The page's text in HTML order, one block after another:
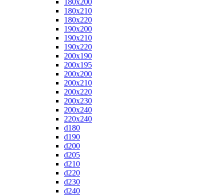
180x200
180x210
180x220
190x200
190x210
190x220
200x190
200x195
200x200
200x210
200x220
200x230
200x240
220x240
d180
d190
d200
d205
d210
d220
d230
d240